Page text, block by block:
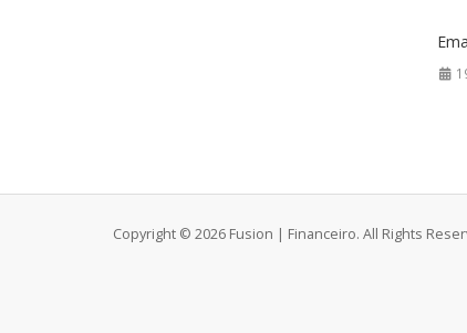
Copyright © 2026 Fusion | Financeiro. All Rights